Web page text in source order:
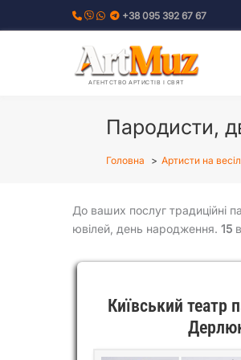
до
+38 095 392 67 67
АГЕНТСТВО АРТИСТІВ І СВЯТ
Пародисти,
Головна Артисти на
До ваших послуг традиційні
ювілей, день народження. 15
Київський театр